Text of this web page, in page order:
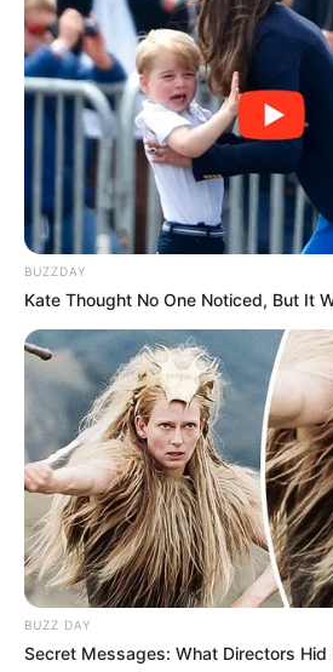
BUZZDAY
Kate Thought No One Noticed, But It
BUZZ DAY
Secret Messages: What Directors Hid